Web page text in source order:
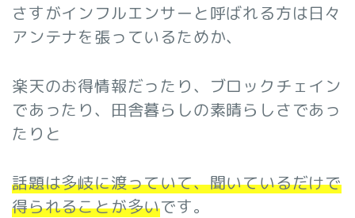
さすがインフルエンサーと呼ばれる方は日々
アンテナを張っているためか、
楽天のお得情報だったり、ブロックチェイン
であったり、田舎暮らしの素晴らしさであっ
たりと
話題は多岐に渡っていて、聞いているだけで
得られることが多いです。